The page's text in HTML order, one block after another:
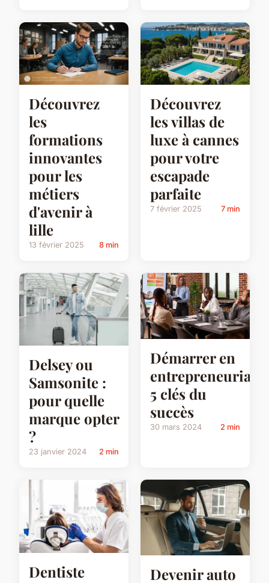
Découvrez
les
formations
innovantes
pour les
métiers
d'avenir à
lille
13 février 2025 8 min
Découvrez
les villas de
luxe à cannes
pour votre
escapade
parfaite
7 février 2025 7 min
Delsey ou
Samsonite :
pour quelle
marque opter
?
23 janvier 2024 2 min
Démarrer en
entrepreneuriat:
5 clés du
succès
30 mars 2024 2 min
Dentiste
Devenir auto